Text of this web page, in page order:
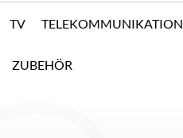
TV TELEKOMMUNIKATION
ZUBEHÖR